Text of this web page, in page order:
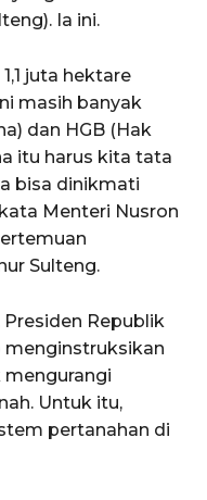
Ia ini.
juta hektare
masih banyak
dan HGB (Hak
itu harus kita tata
bisa dinikmati
Menteri Nusron
Sulteng.
Republik
menginstruksikan
mengurangi
Untuk itu,
pertanahan di